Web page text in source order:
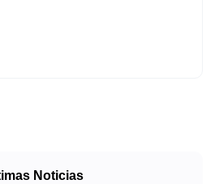
Noticias